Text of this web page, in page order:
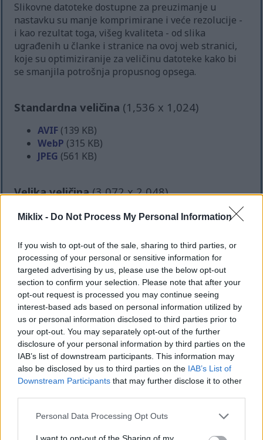
Miklix - Do Not Process My Personal Information
If you wish to opt-out of the sale, sharing to third parties, or
processing of your personal or sensitive information for
targeted advertising by us, please use the below opt-out
section to confirm your selection. Please note that after your
opt-out request is processed you may continue seeing
interest-based ads based on personal information utilized by
us or personal information disclosed to third parties prior to
your opt-out. You may separately opt-out of the further
disclosure of your personal information by third parties on the
IAB’s list of downstream participants. This information may
also be disclosed by us to third parties on the IAB’s List of
Downstream Participants that may further disclose it to other
Please note that this website/app uses one or more Google
not limited to your visit or usage behaviour. You may click to
Personal Data Processing Opt Outs
I want to opt-out of the Sharing of my
Slikovne datoteke dostupne za preuzimanje u
nastavku su manje komprimirane i veće rezolucije -
i kao rezultat toga, višeg kvaliteta - od slika
ugrađenih u članke i stranice na ovoj web stranici,
koje su optimiziranije za veličinu datoteke kako bi
se smanjila potrošnja propusnog opsega.
Standardna veličina (1,536 x 1,024)
AVIF (139 KB)
WebP (315 KB)
JPEG (561 KB)
Velika veličina(3,072 x 2,048)
AVIF(317 KB)
JPEG (1.6 MB)
Vrlo velika veličina (4,608 x 3,072)
AVIF(465 KB)
WebP(1.2 MB)
JPEG(2.9 MB)
Ekstra velika veličina(6,144 x 4,096)
AVIF(627 KB)
WebP(1.7 MB)